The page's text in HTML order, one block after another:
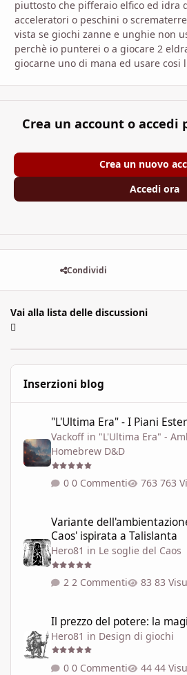
piuttosto che pifferaio elfico ed idra
acceleratori o peschini o
vista se giochi zanne e unghie non
perchè io punterei o a giocare 2
giocarne uno di mana ed usare cosi
Crea un account o accedi
Crea un nuovo
Accedi ora
Condividi
Vai alla lista delle discussioni
Inserzioni blog
"L'Ultima Era" - I Piani
Vackoff in "L'Ultima Era" -
Homebrew D&D
0 Commenti 763
Variante
Caos' ispirata a Talislanta
Hero81 in Le soglie del Caos
2 Commenti 83
Il prezzo del potere: la
Hero81 in Design di giochi
0 Commenti 44